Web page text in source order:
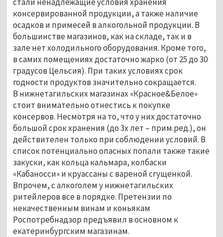
консервированной продукции, а также наличие
осадков и примесей в алкогольной продукции. В
большинстве магазинов, как на складе, так и в
зале нет холодильного оборудования. Кроме того,
в самих помещениях достаточно жарко (от 25 до 30
градусов Цельсия). При таких условиях срок
годности продуктов значительно сокращается.
В нижнетагильских магазинах «Красное&Белое»
стоит внимательно отнестись к покупке
консервов. Несмотря на то, что у них достаточно
большой срок хранения (до 3х лет – прим.ред.), он
действителен только при соблюдении условий. В
список потенциально опасных попали также такие
закуски, как кольца кальмара, колбаски
«Кабаносси» и круассаны с вареной сгущенкой.
Впрочем, с алкоголем у нижнетагильских
ритейлеров все в порядке. Претензии по
некачественным винам и коньякам
Роспотребнадзор предъявил в основном к
екатеринбургским магазинам.